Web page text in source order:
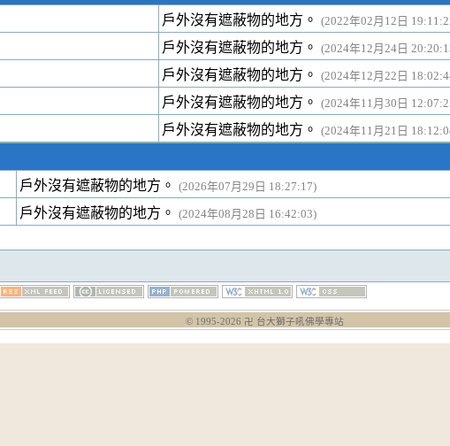
戶外沒有遮蔽物的地方。 (2022年02月12日
戶外沒有遮蔽物的地方。 (2024年12月24日
戶外沒有遮蔽物的地方。 (2024年12月22日
戶外沒有遮蔽物的地方。 (2024年11月30日
戶外沒有遮蔽物的地方。 (2024年11月21日
戶外沒有遮蔽物的地方。 (2026年07月29日 18:27:17)
戶外沒有遮蔽物的地方。 (2024年08月28日 16:42:03)
© 1995-2026 卍 台大獅子吼佛學專站